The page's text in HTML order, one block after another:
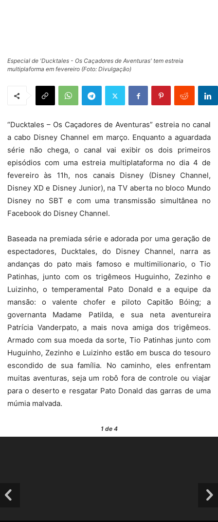
Especial de 'Ducktales - Os Caçadores de Aventuras' tem estreia
multiplaforma em fevereiro (Foto: Divulgação)
“Ducktales – Os Caçadores de Aventuras” estreia no canal
a cabo Disney Channel em março. Enquanto a aguardada
série não chega, o canal vai exibir os dois primeiros
episódios com uma estreia multiplataforma no dia 4 de
fevereiro às 11h, nos canais Disney (Disney Channel,
Disney XD e Disney Junior), na TV aberta no bloco Mundo
Disney no SBT e com uma transmissão simultânea no
Facebook do Disney Channel.
Baseada na premiada série e adorada por uma geração de
espectadores, Ducktales, do Disney Channel, narra as
andanças do pato mais famoso e multimilionario, o Tio
Patinhas, junto com os trigêmeos Huguinho, Zezinho e
Luizinho, o temperamental Pato Donald e a equipe da
mansão: o valente chofer e piloto Capitão Bóing; a
governanta Madame Patilda, e sua neta aventureira
Patrícia Vanderpato, a mais nova amiga dos trigêmeos.
Armado com sua moeda da sorte, Tio Patinhas junto com
Huguinho, Zezinho e Luizinho estão em busca do tesouro
escondido de sua família. No caminho, eles enfrentam
muitas aventuras, seja um robô fora de controle ou viajar
para o deserto e resgatar Pato Donald das garras de uma
múmia malvada.
1de 4